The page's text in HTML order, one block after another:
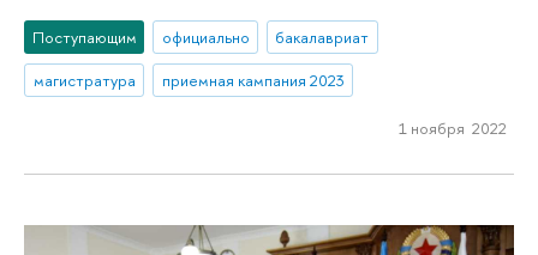
Поступающим официально
бакалавриат
магистратура
приемная кампания 2023
1 ноября 2022